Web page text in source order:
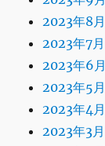
2023年8月
2023年7月
2023年6月
2023年5月
2023年4月
2023年3月